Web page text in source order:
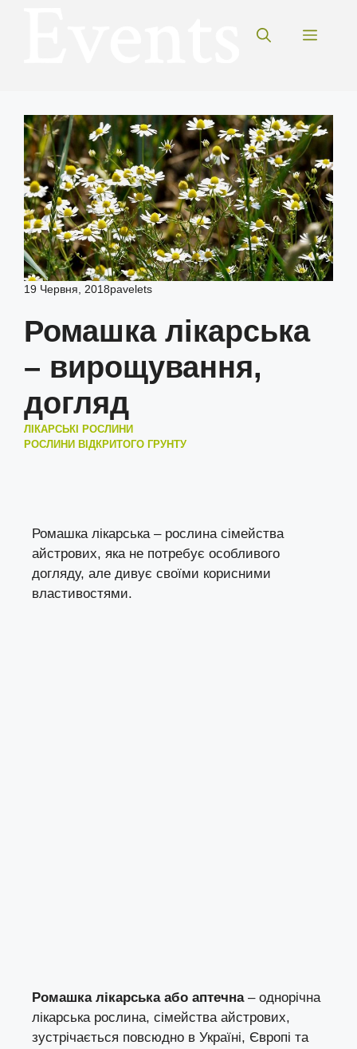
Меню
19 Червня, 2018pavelets
Ромашка лікарська
– вирощування,
догляд
ЛІКАРСЬКІ РОСЛИНИ
РОСЛИНИ ВІДКРИТОГО ГРУНТУ
Ромашка лікарська – рослина сімейства
айстрових, яка не потребує особливого
догляду, але дивує своїми корисними
властивостями.
Ромашка лікарська або аптечна– однорічна
лікарська рослина, сімейства айстрових,
зустрічається повсюдно в Україні, Європі та